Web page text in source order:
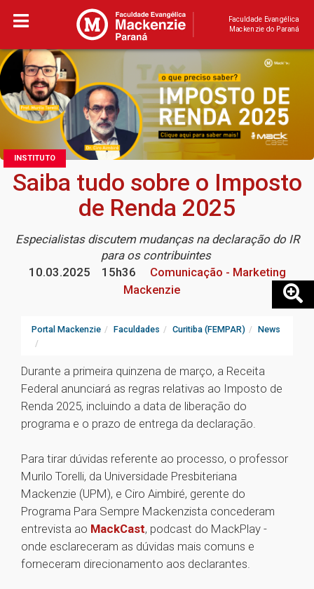
Faculdade Evangélica
Mackenzie do Paraná
INSTITUTO
Saiba tudo sobre o Imposto
de Renda 2025
Especialistas discutem mudanças na declaração do IR
para os contribuintes
10.03.2025
15h36
Comunicação - Marketing
Mackenzie
Portal Mackenzie Faculdades Curitiba (FEMPAR) News
Durante a primeira quinzena de março, a Receita
Federal anunciará as regras relativas ao Imposto de
Renda 2025, incluindo a data de liberação do
programa e o prazo de entrega da declaração.
Para tirar dúvidas referente ao processo, o professor
Murilo Torelli, da Universidade Presbiteriana
Mackenzie (UPM), e Ciro Aimbiré, gerente do
Programa Para Sempre Mackenzista concederam
entrevista ao MackCast, podcast do MackPlay -
onde esclareceram as dúvidas mais comuns e
forneceram direcionamento aos declarantes.